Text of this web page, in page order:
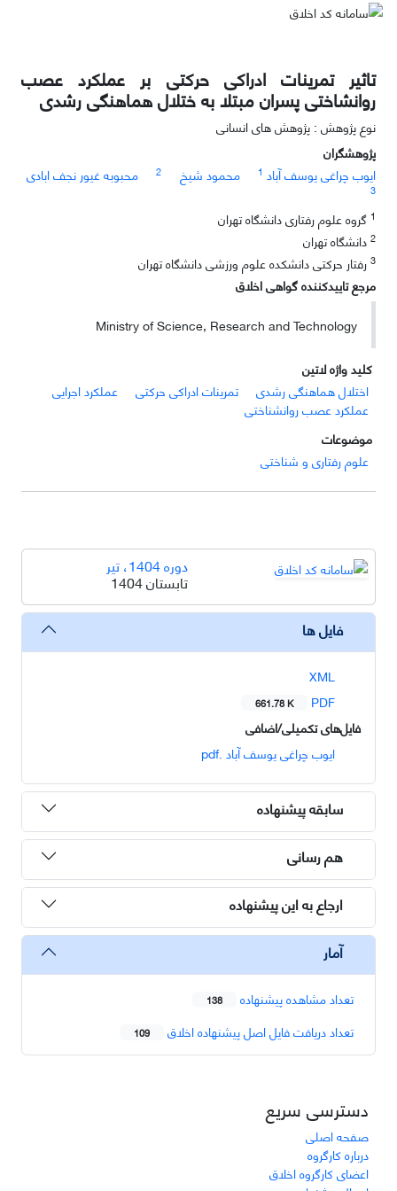
تاثیر تمرینات ادراکی حرکتی بر عملکرد عصب
روانشاختی پسران مبتلا به ختلال هماهنگی رشدی
نوع پژوهش : پژوهش های انسانی
پژوهشگران
ایوب چراغی یوسف آباد 1 محمود شیخ 2 محبوبه غیور نجف ابادی
3
1 گروه علوم رفتاری دانشگاه تهران
2 دانشگاه تهران
3 رفتار حرکتی دانشکده علوم ورزشی دانشگاه تهران
مرجع تاییدکننده گواهی اخلاق
Ministry of Science, Research and Technology
کلید واژه لاتین
اختلال هماهنگی رشدی
تمرینات ادراکی حرکتی
عملکرد اجرایی
عملکرد عصب روانشناختی
موضوعات
علوم رفتاری و شناختی
دوره 1404، تیر
تابستان 1404
فایل ها
XML
PDF
661.78 K
فایل‌های تکمیلی/اضافی
ایوب چراغی یوسف آباد .pdf
سابقه پیشنهاده
هم رسانی
ارجاع به این پیشنهاده
آمار
تعداد مشاهده پیشنهاده 138
تعداد دریافت فایل اصل پیشنهاده اخلاق 109
دسترسی سریع
صفحه اصلی
درباره کارگروه
اعضای کارگروه اخلاق